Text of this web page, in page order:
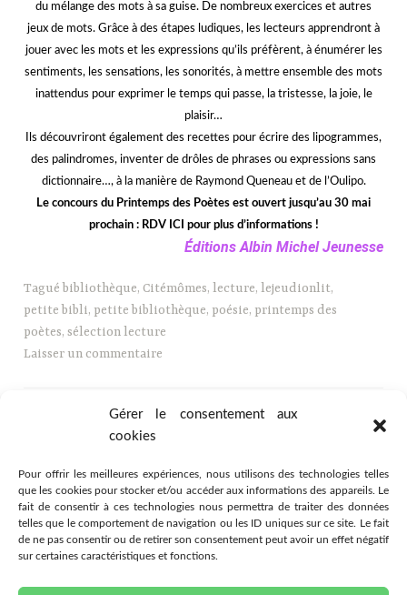
Gérer le consentement aux
cookies
Pour offrir les meilleures expériences, nous utilisons des technologies telles
que les cookies pour stocker et/ou accéder aux informations des appareils. Le
fait de consentir à ces technologies nous permettra de traiter des données
telles que le comportement de navigation ou les ID uniques sur ce site. Le fait
de ne pas consentir ou de retirer son consentement peut avoir un effet négatif
sur certaines caractéristiques et fonctions.
du mélange des mots à sa guise. De nombreux exercices et autres
jeux de mots. Grâce à des étapes ludiques, les lecteurs apprendront à
jouer avec les mots et les expressions qu’ils préfèrent, à énumérer les
sentiments, les sensations, les sonorités, à mettre ensemble des mots
inattendus pour exprimer le temps qui passe, la tristesse, la joie, le
plaisir…
Ils découvriront également des recettes pour écrire des lipogrammes,
des palindromes, inventer de drôles de phrases ou expressions sans
dictionnaire…, à la manière de Raymond Queneau et de l’Oulipo.
Le concours du Printemps des Poètes est ouvert jusqu’au 30 mai
prochain : RDV ICI pour plus d’informations !
Éditions Albin Michel Jeunesse
Tagué bibliothèque,Citémômes,lecture,lejeudionlit,
petite bibli, petite bibliothèque, poésie, printemps des
poètes,sélection lecture
Laisser un commentaire
Association Citémômes